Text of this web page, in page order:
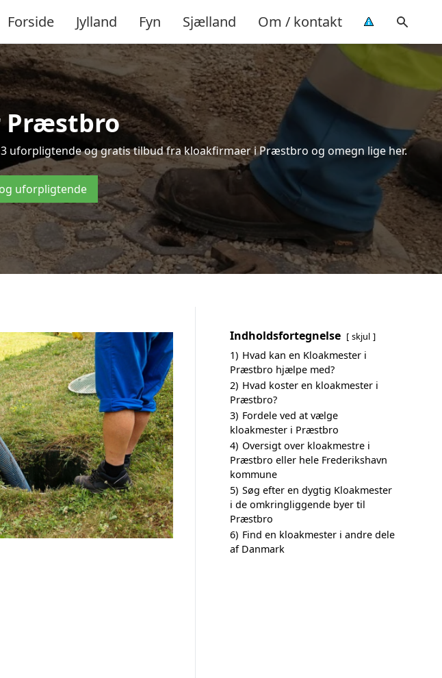
Forside Jylland Fyn Sjælland Om / kontakt
Præstbro
uforpligtende og gratis tilbud fra kloakfirmaer i Præstbro og omegn lige her.
uforpligtende
Indholdsfortegnelse skjul
1) Hvad kan en Kloakmester i
Præstbro hjælpe med?
2) Hvad koster en kloakmester i
Præstbro?
3) Fordele ved at vælge
kloakmester i Præstbro
4) Oversigt over kloakmestre i
Præstbro eller hele Frederikshavn
kommune
5) Søg efter en dygtig Kloakmester
i de omkringliggende byer til
Præstbro
6) Find en kloakmester i andre dele
af Danmark